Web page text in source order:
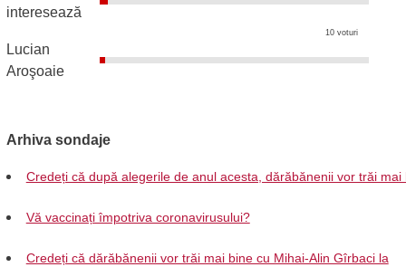
interesează
10 voturi
Lucian
Aroşoaie
Arhiva sondaje
Credeți că după alegerile de anul acesta, dărăbănenii vor trăi mai
Vă vaccinați împotriva coronavirusului?
Credeți că dărăbănenii vor trăi mai bine cu Mihai-Alin Gîrbaci la